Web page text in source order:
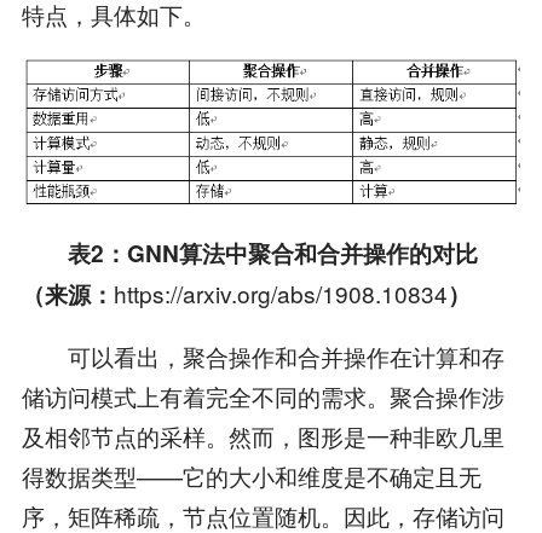
特点，具体如下。
表2 ： GNN算法中聚合和合并操作的对比
（来源： https://arxiv.org/abs/1908.10834）
可以看出，聚合操作和合并操作在计算和存
储访问模式上有着完全不同的需求。聚合操作涉
及相邻节点的采样。然而，图形是一种非欧几里
得数据类型——它的大小和维度是不确定且无
序，矩阵稀疏，节点位置随机。因此，存储访问